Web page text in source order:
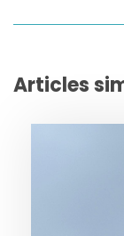
Articles